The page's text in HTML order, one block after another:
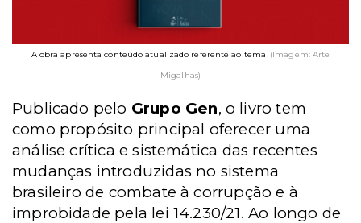
A obra apresenta conteúdo atualizado referente ao tema (Imagem: Arte
Migalhas)
Publicado pelo Grupo Gen, o livro tem
como propósito principal oferecer uma
análise crítica e sistemática das recentes
mudanças introduzidas no sistema
brasileiro de combate à corrupção e à
improbidade pela lei 14.230/21. Ao longo de